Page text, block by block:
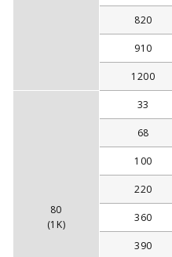
820
910
1200
80
(1K)
33
68
100
220
360
390